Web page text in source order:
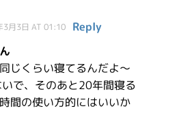
3月3日 AT 01:10
Reply
じくらい寝てるんだよ〜
で、そのあと20年間寝る
間の使い方的にはいいか